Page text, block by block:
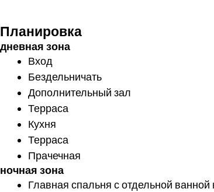
Планировка
дневная зона
Вход
Бездельничать
Дополнительный зал
Терраса
Кухня
Терраса
Прачечная
ночная зона
Главная спальня с отдельной ванной